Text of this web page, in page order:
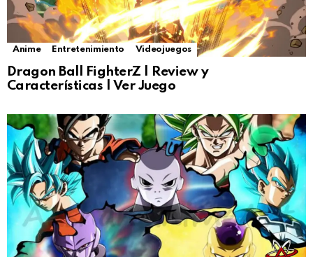
Anime Entretenimiento Videojuegos
Dragon Ball FighterZ | Review y
Características | Ver Juego